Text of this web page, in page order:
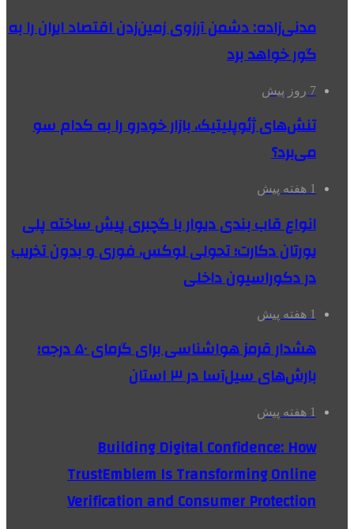
مدنی‌زاده: دشمن آرزوی زمین‌زدن اقتصاد ایران را به
گور خواهد برد
7 روز پیش
تنش‌های ژئوپلیتیک، بازار خودرو را به کدام سو
می‌برد؟
1 هفته پیش
انواع قاب بندی دیوار با گچبری پیش ساخته پلی
یورتان دکارت؛ تحولی لوکس، فوری و بدون تخریب
در دکوراسیون داخلی
1 هفته پیش
هشدار قرمز هواشناسی برای گرمای ۵۰ درجه؛
بارش‌های سیل‌آسا در ۳ استان
1 هفته پیش
Building Digital Confidence: How
TrustEmblem Is Transforming Online
Verification and Consumer Protection